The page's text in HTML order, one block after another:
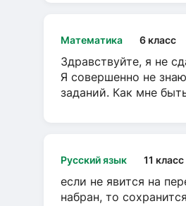
Математика 6 класс
Здравствуйте, я не
Я совершенно не
заданий. Как мне
Русский язык 11 класс
если не явится на
набран, то